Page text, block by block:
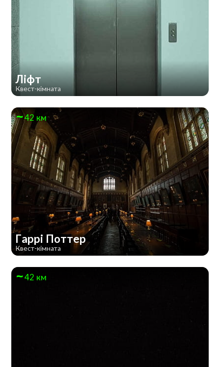
Ліфт
Квест-кімната
42 км
Гаррі Поттер
Квест-кімната
42 км